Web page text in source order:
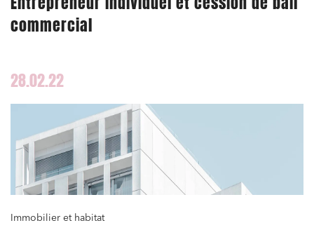
commercial
28.02.22
Immobilier et habitat